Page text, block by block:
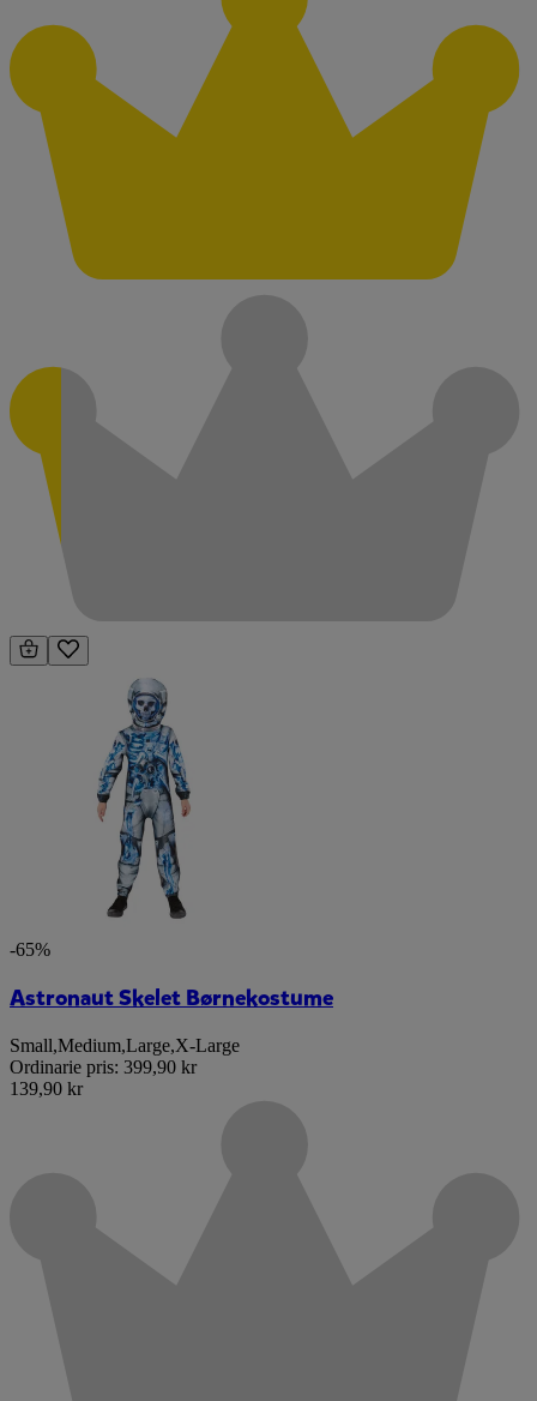
-65%
Astronaut Skelet Børnekostume
Small,Medium,Large,X-Large
Ordinarie pris: 399,90 kr
139,90 kr